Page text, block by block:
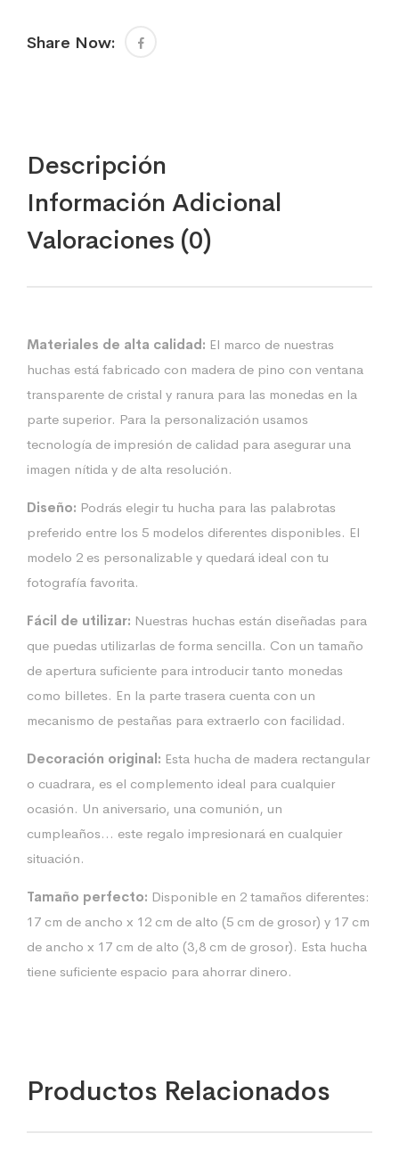
Share Now:
Descripción
Información Adicional
Valoraciones (0)
Materiales de alta calidad: El marco de nuestras
huchas está fabricado con madera de pino con ventana
transparente de cristal y ranura para las monedas en la
parte superior. Para la personalización usamos
tecnología de impresión de calidad para asegurar una
imagen nítida y de alta resolución.
Diseño: Podrás elegir tu hucha para las palabrotas
preferido entre los 5 modelos diferentes disponibles. El
modelo 2 es personalizable y quedará ideal con tu
fotografía favorita.
Fácil de utilizar: Nuestras huchas están diseñadas para
que puedas utilizarlas de forma sencilla. Con un tamaño
de apertura suficiente para introducir tanto monedas
como billetes. En la parte trasera cuenta con un
mecanismo de pestañas para extraerlo con facilidad.
Decoración original: Esta hucha de madera rectangular
o cuadrara, es el complemento ideal para cualquier
ocasión. Un aniversario, una comunión, un
cumpleaños… este regalo impresionará en cualquier
situación.
Tamaño perfecto: Disponible en 2 tamaños diferentes:
17 cm de ancho x 12 cm de alto (5 cm de grosor) y 17 cm
de ancho x 17 cm de alto (3,8 cm de grosor). Esta hucha
tiene suficiente espacio para ahorrar dinero.
Productos Relacionados